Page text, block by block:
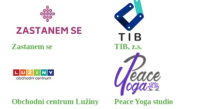
Zastanem se TIB, z.s.
Obchodní centrum Lužiny Peace Yoga studio